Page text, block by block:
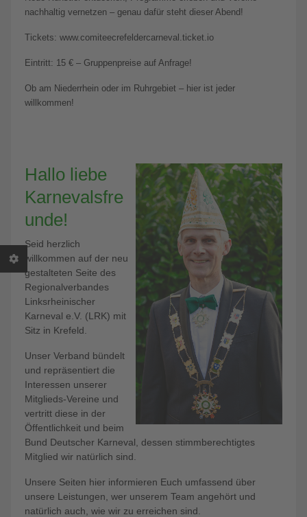
nachhaltig vernetzen – genau dafür steht dieser Abend!
Tickets: www.comiteecrefeldercarneval.ticket.io
Eintritt: 15 € – Gruppenpreise auf Anfrage!
Ob am Niederrhein oder im Ruhrgebiet – hier ist jeder
willkommen!
Hallo liebe
Karnevalsfre
unde!
Seid herzlich
willkommen auf der neu
gestalteten Seite des
Regionalverbandes
Linksrheinischer
Karneval e.V. (LRK) mit
Sitz in Krefeld.
Unser Verband bündelt
und repräsentiert die
Interessen unserer
Mitglieds-Vereine und
vertritt diese in der
Öffentlichkeit und beim
Bund Deutscher Karneval, dessen stimmberechtigtes
Mitglied wir natürlich sind.
Unsere Seiten hier informieren Euch umfassend über
unsere Leistungen, wer unserem Team angehört und
natürlich auch, wie wir zu erreichen sind.